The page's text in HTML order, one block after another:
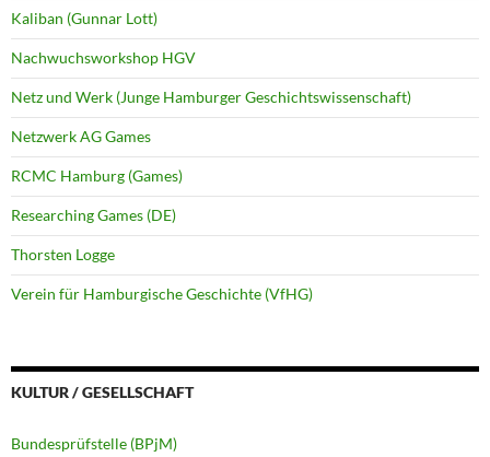
Kaliban (Gunnar Lott)
Nachwuchsworkshop HGV
Netz und Werk (Junge Hamburger Geschichtswissenschaft)
Netzwerk AG Games
RCMC Hamburg (Games)
Researching Games (DE)
Thorsten Logge
Verein für Hamburgische Geschichte (VfHG)
KULTUR / GESELLSCHAFT
Bundesprüfstelle (BPjM)